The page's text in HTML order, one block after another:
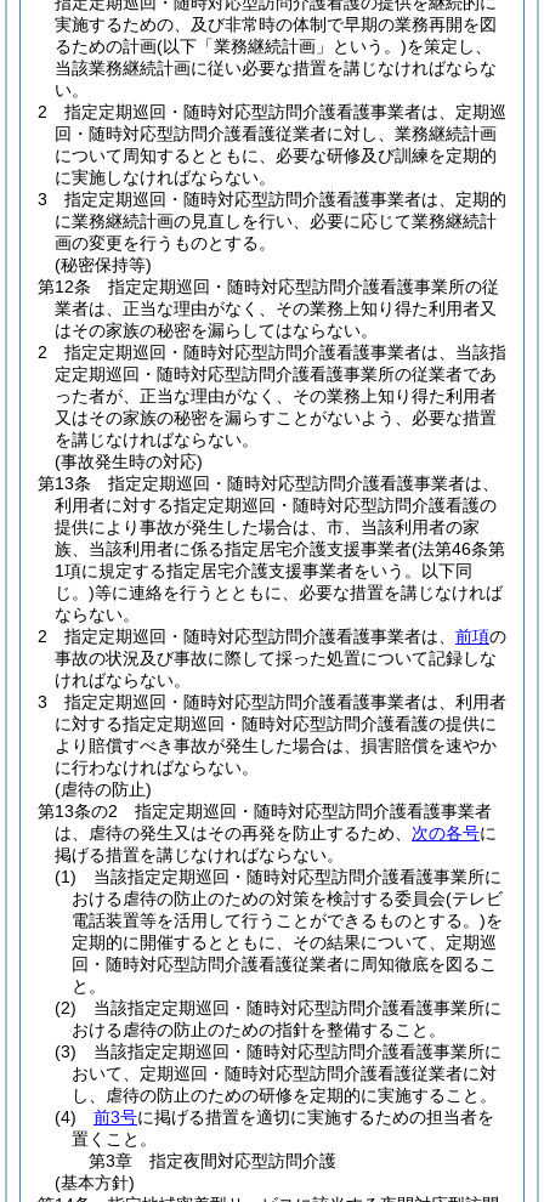
実施するための、及び非常時の体制で早期の業務再開を図
るための計画(以下「業務継続計画」という。)を策定し、
当該業務継続計画に従い必要な措置を講じなければならな
い。
2
指定定期巡回・随時対応型訪問介護看護事業者は、定期巡
回・随時対応型訪問介護看護従業者に対し、業務継続計画
について周知するとともに、必要な研修及び訓練を定期的
に実施しなければならない。
3
指定定期巡回・随時対応型訪問介護看護事業者は、定期的
に業務継続計画の見直しを行い、必要に応じて業務継続計
画の変更を行うものとする。
(秘密保持等)
第12条
指定定期巡回・随時対応型訪問介護看護事業所の従
業者は、正当な理由がなく、その業務上知り得た利用者又
はその家族の秘密を漏らしてはならない。
2
指定定期巡回・随時対応型訪問介護看護事業者は、当該指
定定期巡回・随時対応型訪問介護看護事業所の従業者であ
った者が、正当な理由がなく、その業務上知り得た利用者
又はその家族の秘密を漏らすことがないよう、必要な措置
を講じなければならない。
(事故発生時の対応)
第13条
指定定期巡回・随時対応型訪問介護看護事業者は、
利用者に対する指定定期巡回・随時対応型訪問介護看護の
提供により事故が発生した場合は、市、当該利用者の家
族、当該利用者に係る指定居宅介護支援事業者(法第46条第
1項に規定する指定居宅介護支援事業者をいう。以下同
じ。)等に連絡を行うとともに、必要な措置を講じなければ
ならない。
2
指定定期巡回・随時対応型訪問介護看護事業者は、 前項の
事故の状況及び事故に際して採った処置について記録しな
ければならない。
3
指定定期巡回・随時対応型訪問介護看護事業者は、利用者
に対する指定定期巡回・随時対応型訪問介護看護の提供に
より賠償すべき事故が発生した場合は、損害賠償を速やか
に行わなければならない。
(虐待の防止)
第13条の2
指定定期巡回・随時対応型訪問介護看護事業者
は、虐待の発生又はその再発を防止するため、 次の各号に
掲げる措置を講じなければならない。
(1)
当該指定定期巡回・随時対応型訪問介護看護事業所に
おける虐待の防止のための対策を検討する委員会(テレビ
電話装置等を活用して行うことができるものとする。)を
定期的に開催するとともに、その結果について、定期巡
回・随時対応型訪問介護看護従業者に周知徹底を図るこ
と。
(2)
当該指定定期巡回・随時対応型訪問介護看護事業所に
おける虐待の防止のための指針を整備すること。
(3)
当該指定定期巡回・随時対応型訪問介護看護事業所に
おいて、定期巡回・随時対応型訪問介護看護従業者に対
し、虐待の防止のための研修を定期的に実施すること。
(4)
前3号に掲げる措置を適切に実施するための担当者を
置くこと。
第3章
指定夜間対応型訪問介護
(基本方針)